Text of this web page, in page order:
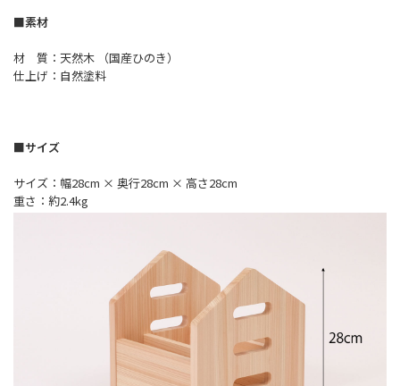
■素材
材 質：天然木 （国産ひのき）
仕上げ：自然塗料
■サイズ
サイズ：幅28cm × 奥行28cm × 高さ28cm
重さ：約2.4kg